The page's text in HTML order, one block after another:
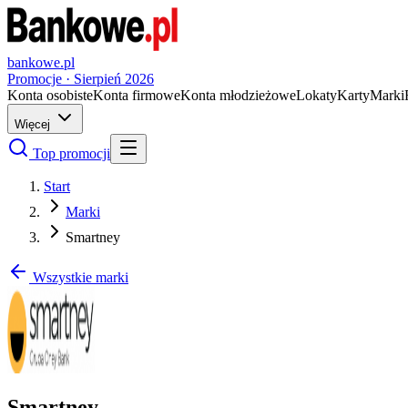
bankowe.pl
Promocje · Sierpień 2026
Konta osobisteKonta firmoweKonta młodzieżoweLokatyKartyMarki
Więcej
Top promocji
Start
Marki
Smartney
Wszystkie marki